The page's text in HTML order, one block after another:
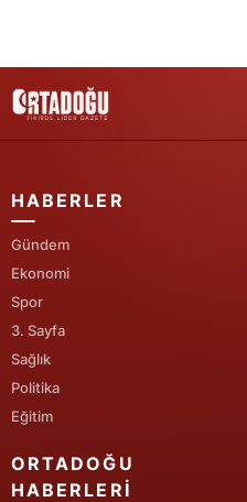
HABERLER
Gündem
Ekonomi
Spor
3. Sayfa
Sağlık
Politika
Eğitim
ORTADOĞU
HABERLERI